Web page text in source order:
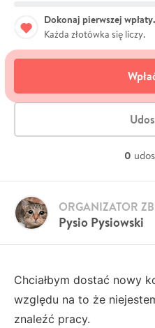
Dokonaj pierwszej wpłaty.
Każda złotówka się liczy.
0
Pysio Pysiowski
ORGANIZATOR
Chciałbym dostać nowy
względu na to że
znaleźć pracy.